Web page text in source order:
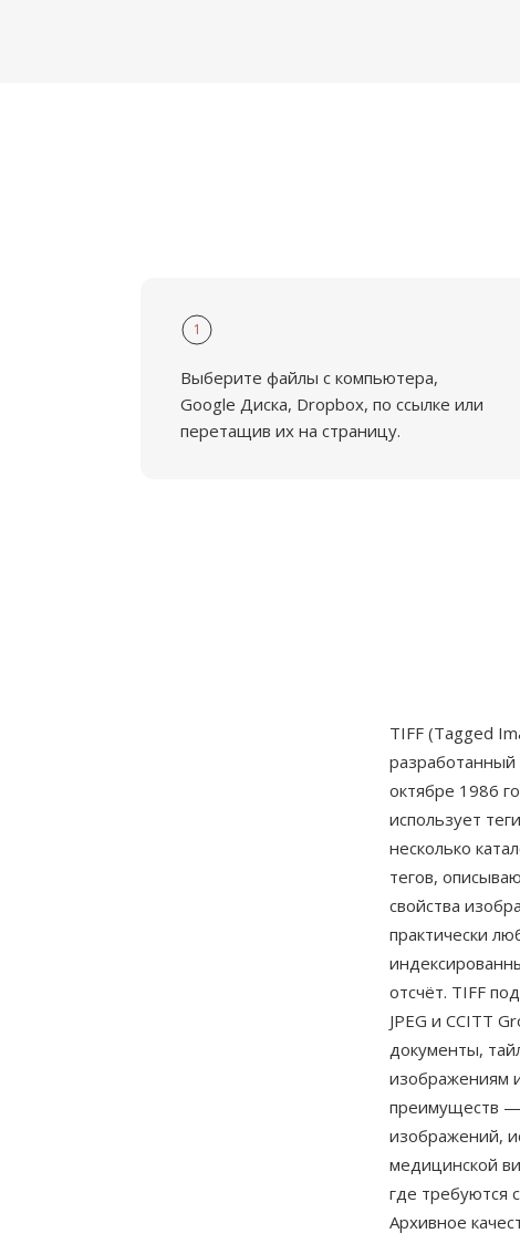
1
Выберите файлы с компьютера,
Google Диска, Dropbox, по ссылке или
перетащив их на страницу.
TIFF (Tagged
разработанный
октябре 1986
использует
несколько
тегов,
свойства
практически
отсчёт. TIFF
JPEG и CCITT
документы,
изображениям
преимуществ —
изображений,
медицинской
где требуются
Архивное